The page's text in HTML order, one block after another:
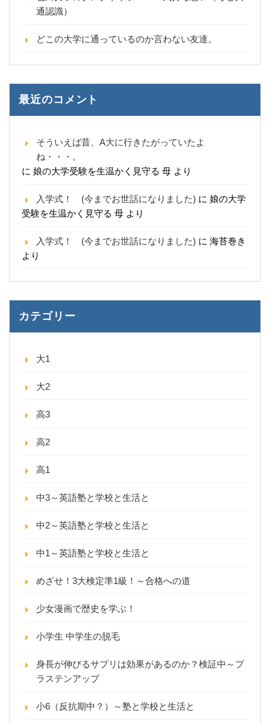
通認識）
どこの大学に通っているのか言わない友達。
最近のコメント
そういえば昔、A大に行きたがっていたよ
ね・・・。
に 娘の大学受験を生温かく見守る 母 より
入学式！ (今までお世話になりました) に 娘の大学
受験を生温かく見守る 母 より
入学式！ (今までお世話になりました) に 海苔巻き
より
カテゴリー
大1
大2
高3
高2
高1
中3～英語塾と学校と生活と
中2～英語塾と学校と生活と
中1～英語塾と学校と生活と
めざせ！3大検定準1級！～合格への道
少女漫画で歴史を学ぶ！
小学生 中学生の脱毛
身長が伸びるサプリは効果があるのか？検証中～プ
ラステンアップ
小6（反抗期中？）～塾と学校と生活と